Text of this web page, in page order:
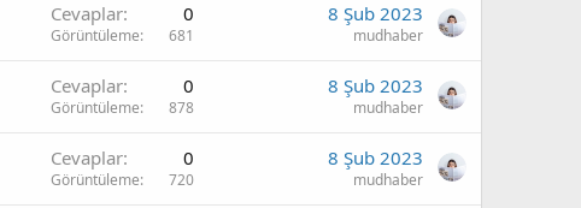
Cevaplar 0
Görüntüleme 681
8 Şub 2023
mudhaber
Cevaplar 0
Görüntüleme 878
8 Şub 2023
mudhaber
Cevaplar 0
Görüntüleme 720
8 Şub 2023
mudhaber